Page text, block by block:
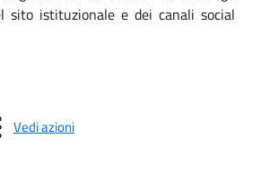
sito istituzionale e dei canali social
Vedi azioni